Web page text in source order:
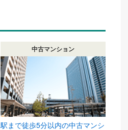
中古マンション
駅まで徒歩5分以内の中古マンシ